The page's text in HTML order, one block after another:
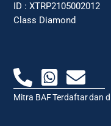
ID : XTRP2105002012
Class Diamond
Mitra BAF Terdaftar dan